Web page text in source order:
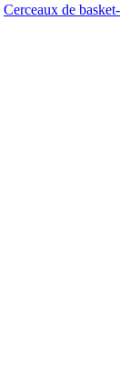
Cerceaux de basket-